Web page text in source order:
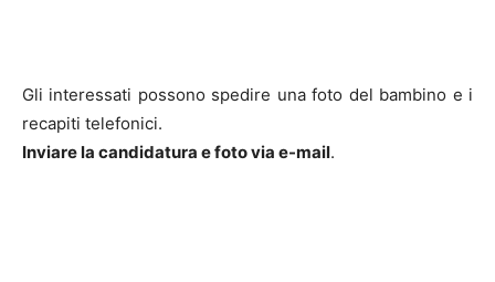
Gli interessati possono spedire una foto del bambino e i
recapiti telefonici.
Inviare la candidatura e foto via e-mail.